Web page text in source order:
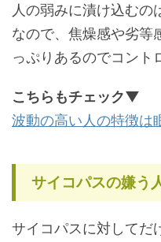
人の弱みに漬け込むの
なので、焦燥感や劣等
っぷりあるのでコント
こちらもチェック▼
波動の高い人の特徴は
サイコパスの嫌う
サイコパスに対してだ